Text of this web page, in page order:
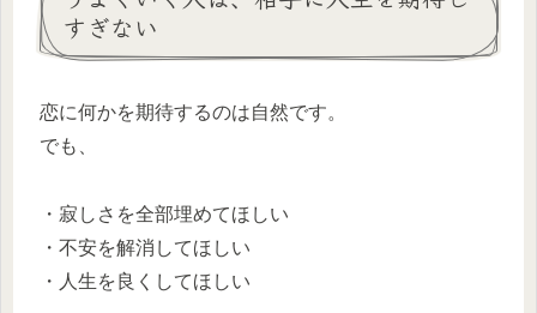
すぎない
恋に何かを期待するのは自然です。
でも、
・寂しさを全部埋めてほしい
・不安を解消してほしい
・人生を良くしてほしい